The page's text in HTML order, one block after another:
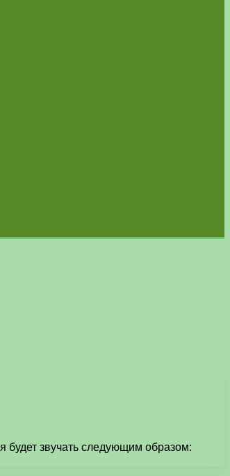
будет звучать следующим образом: